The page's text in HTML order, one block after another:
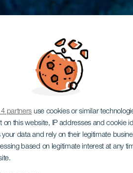
partners use cookies or similar
on this website, IP addresses and cookie
data and rely on their legitimate
based on legitimate interest at any